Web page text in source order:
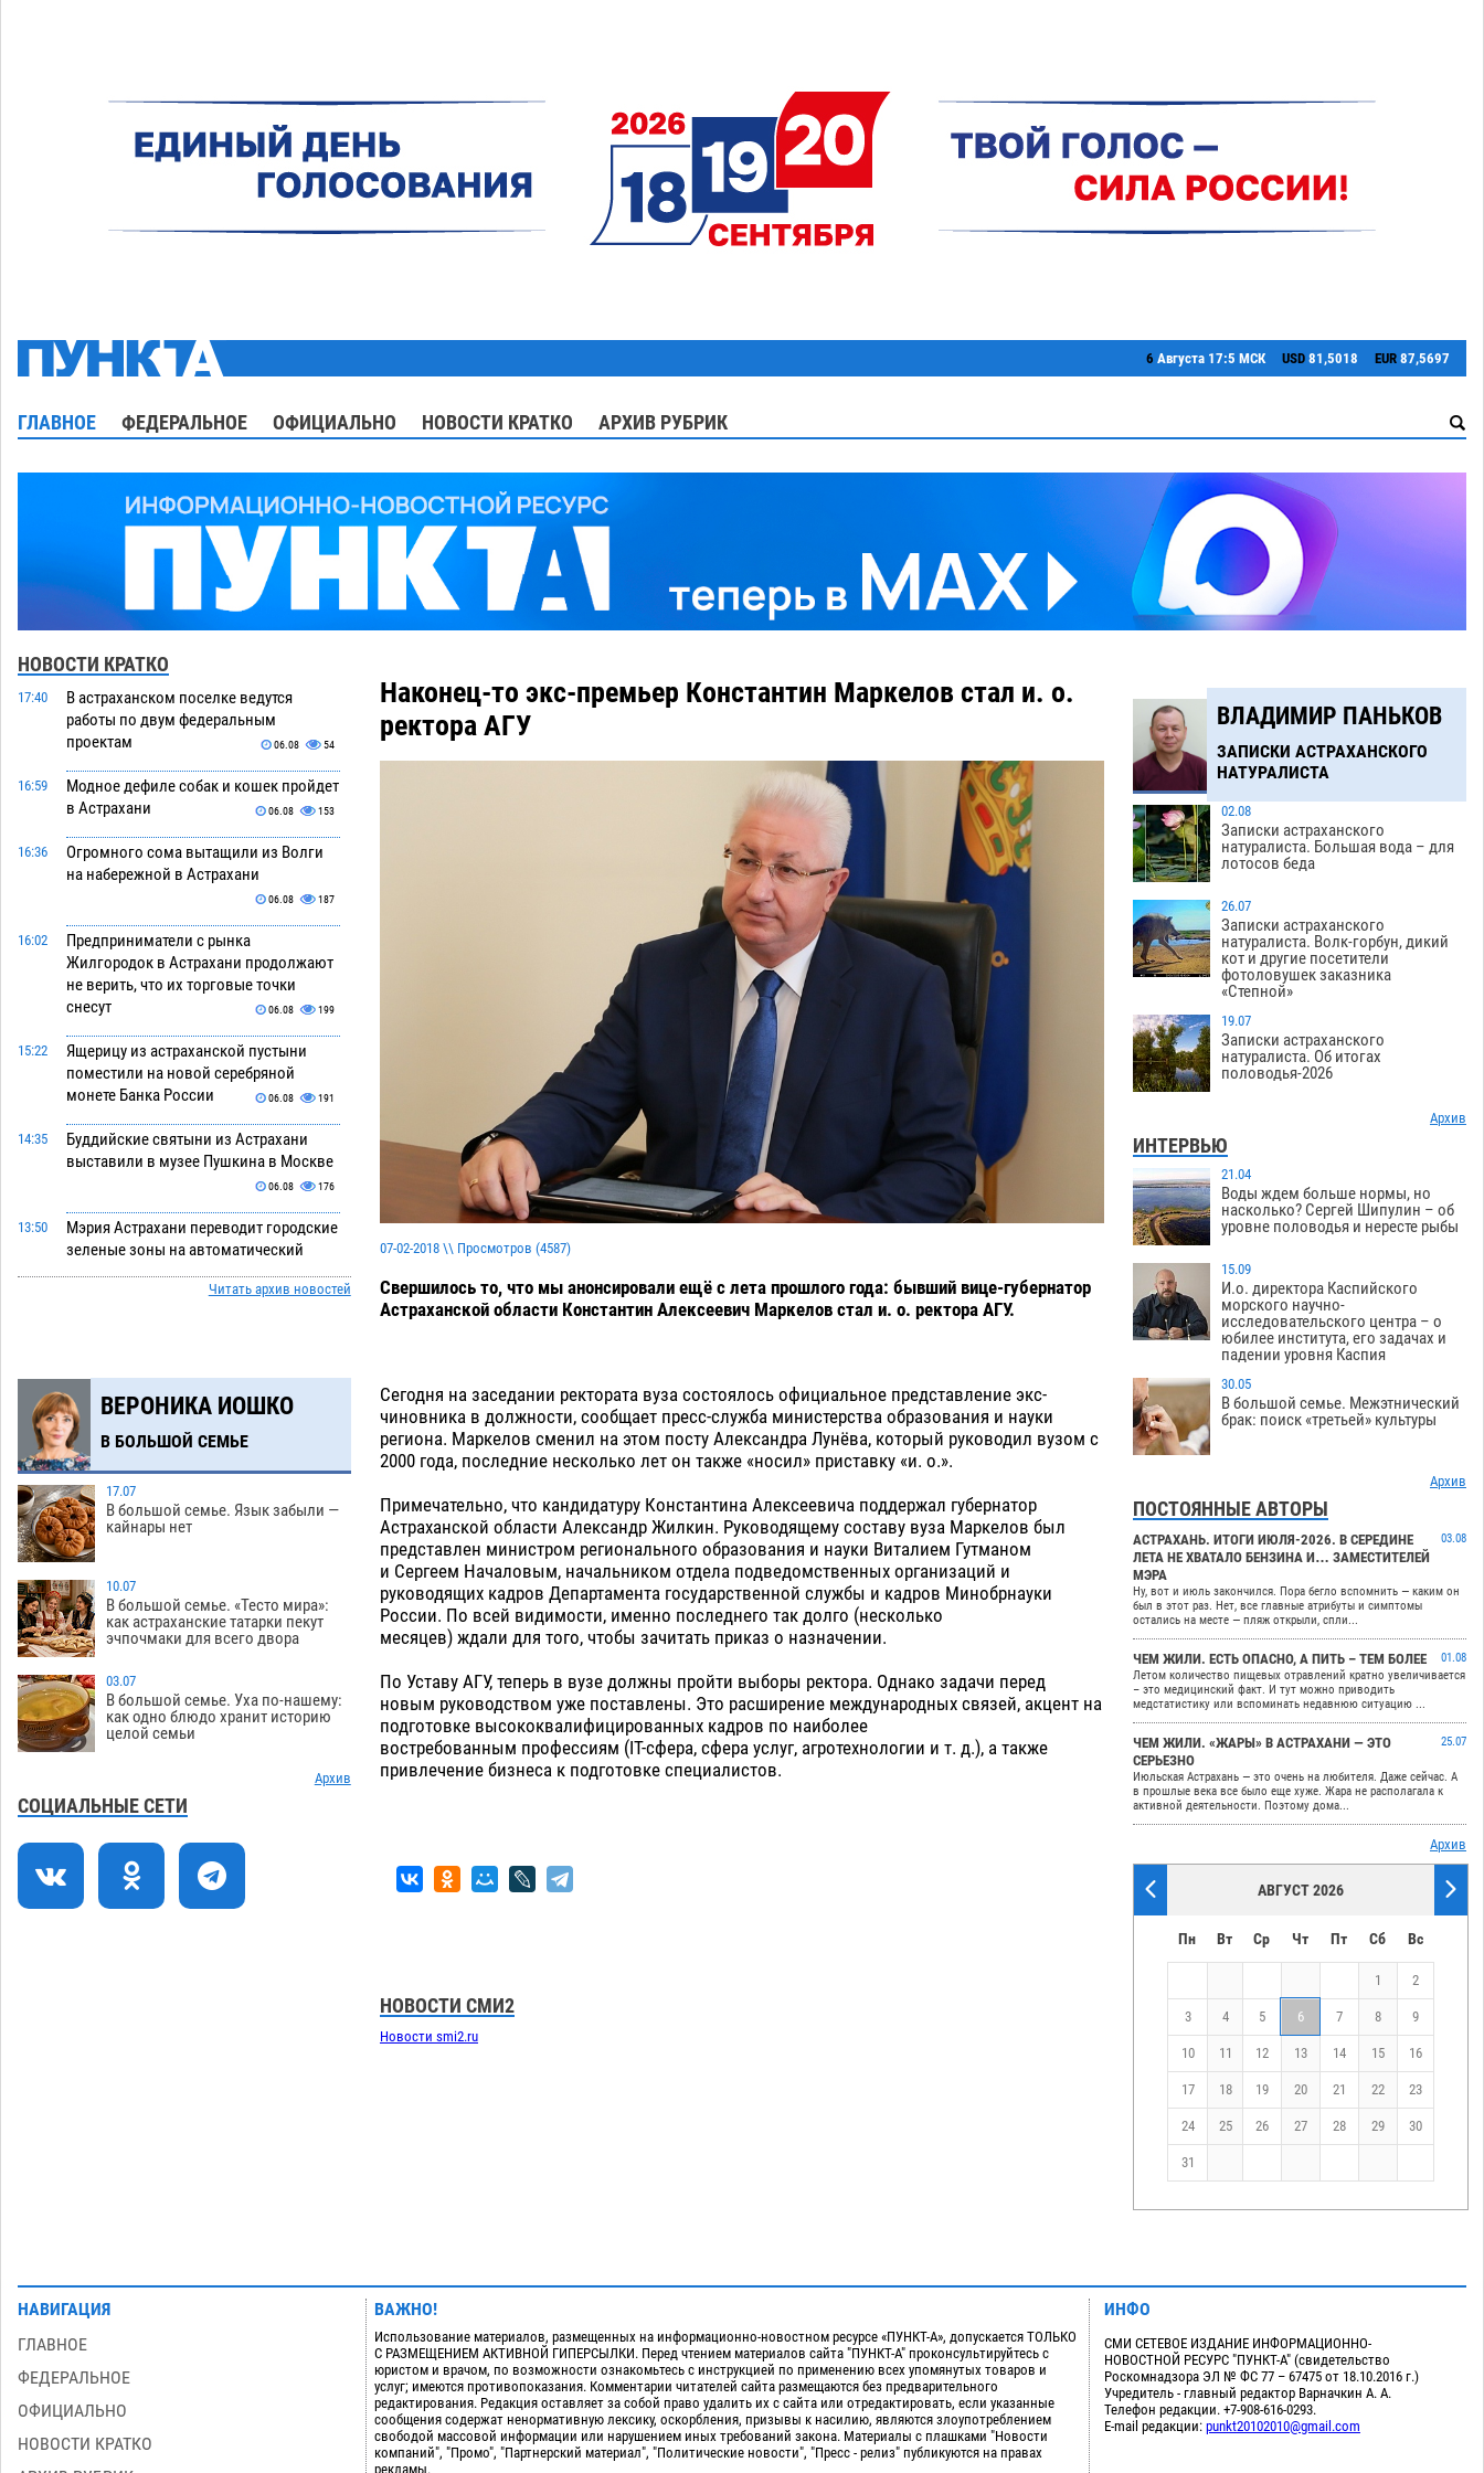
6 Августа 17:5 МСК USD 81,5018 EUR 87,5697
ГЛАВНОЕ ФЕДЕРАЛЬНОЕ ОФИЦИАЛЬНО НОВОСТИ КРАТКО АРХИВ РУБРИК
НОВОСТИ КРАТКО
17:40
В астраханском поселке ведутся
работы по двум федеральным
проектам
06.08 54
16:59
Модное дефиле собак и кошек пройдет
в Астрахани
06.08 153
16:36
Огромного сома вытащили из Волги
на набережной в Астрахани
06.08 187
16:02
Предприниматели с рынка
Жилгородок в Астрахани продолжают
не верить, что их торговые точки
снесут
06.08 199
15:22
Ящерицу из астраханской пустыни
поместили на новой серебряной
монете Банка России
06.08 191
14:35
Буддийские святыни из Астрахани
выставили в музее Пушкина в Москве
06.08 176
13:50
Мэрия Астрахани переводит городские
зеленые зоны на автоматический
полив
06.08 181
12:49
Астраханские гандболисты с крупной
победы стартовали на Всероссийской
Спартакиаде
12:16
В астраханском селе невестка
изрешетила машину свекрови
06.08 355
11:45
Астраханские приставы выдворили 12
нелегалов прямым рейсом из
Шереметьево
06.08 221
11:08
Как астраханцы назвали своих детей в
10:30
В Астрахани несовершеннолетнему
дали условные 1,5 года за найденные
200 г растения с наркотой
09:54
Астраханский детский омбудсмен
родительские права
09:13
В Астрахани купеческий банк укроют
новой крышей за шестнадцать
Читать архив новостей
ВЕРОНИКА ИОШКО
В БОЛЬШОЙ СЕМЬЕ
17.07
В большой семье. Язык забыли —
кайнары нет
10.07
В большой семье. «Тесто мира»:
как астраханские татарки пекут
эчпочмаки для всего двора
03.07
В большой семье. Уха по-нашему:
как одно блюдо хранит историю
целой семьи
Архив
СОЦИАЛЬНЫЕ СЕТИ
Наконец-то экс-премьер Константин Маркелов стал и. о.
ректора АГУ
07-02-2018 \\ Просмотров (4587)
Свершилось то, что мы анонсировали ещё с лета прошлого года: бывший вице-губернатор
Астраханской области Константин Алексеевич Маркелов стал и. о. ректора АГУ.
Сегодня на заседании ректората вуза состоялось официальное представление экс-
чиновника в должности, сообщает пресс-служба министерства образования и науки
региона. Маркелов сменил на этом посту Александра Лунёва, который руководил вузом с
2000 года, последние несколько лет он также «носил» приставку «и. о.».
Примечательно, что кандидатуру Константина Алексеевича поддержал губернатор
Астраханской области Александр Жилкин. Руководящему составу вуза Маркелов был
представлен министром регионального образования и науки Виталием Гутманом
и Сергеем Началовым, начальником отдела подведомственных организаций и
руководящих кадров Департамента государственной службы и кадров Минобрнауки
России. По всей видимости, именно последнего так долго (несколько
месяцев) ждали для того, чтобы зачитать приказ о назначении.
По Уставу АГУ, теперь в вузе должны пройти выборы ректора. Однако задачи перед
новым руководством уже поставлены. Это расширение международных связей, акцент на
подготовке высококвалифицированных кадров по наиболее
востребованным профессиям (IT-сфера, сфера услуг, агротехнологии и т. д.), а также
привлечение бизнеса к подготовке специалистов.
НОВОСТИ СМИ2
Новости smi2.ru
ВЛАДИМИР ПАНЬКОВ
ЗАПИСКИ АСТРАХАНСКОГО
НАТУРАЛИСТА
02.08
Записки астраханского
натуралиста. Большая вода – для
лотосов беда
26.07
Записки астраханского
натуралиста. Волк-горбун, дикий
кот и другие посетители
фотоловушек заказника
«Степной»
19.07
Записки астраханского
натуралиста. Об итогах
половодья-2026
Архив
ИНТЕРВЬЮ
21.04
Воды ждем больше нормы, но
насколько? Сергей Шипулин – об
уровне половодья и нересте рыбы
15.09
И.о. директора Каспийского
морского научно-
исследовательского центра – о
юбилее института, его задачах и
падении уровня Каспия
30.05
В большой семье. Межэтнический
брак: поиск «третьей» культуры
Архив
ПОСТОЯННЫЕ АВТОРЫ
АСТРАХАНЬ. ИТОГИ ИЮЛЯ-2026. В СЕРЕДИНЕ
ЛЕТА НЕ ХВАТАЛО БЕНЗИНА И… ЗАМЕСТИТЕЛЕЙ
МЭРА
03.08
Ну, вот и июль закончился. Пора бегло вспомнить — каким он
был в этот раз. Нет, все главные атрибуты и симптомы
остались на месте — пляж открыли, спли...
ЧЕМ ЖИЛИ. ЕСТЬ ОПАСНО, А ПИТЬ – ТЕМ БОЛЕЕ
01.08
Летом количество пищевых отравлений кратно увеличивается
– это медицинский факт. И тут можно приводить
медстатистику или вспоминать недавнюю ситуацию ...
ЧЕМ ЖИЛИ. «ЖАРЫ» В АСТРАХАНИ — ЭТО
СЕРЬЕЗНО
25.07
Июльская Астрахань — это очень на любителя. Даже сейчас. А
в прошлые века все было еще хуже. Жара не располагала к
активной деятельности. Поэтому дома...
Архив
АВГУСТ 2026
Пн Вт Ср Чт Пт Сб Вс
1 2
3 4 5 6 7 8 9
10 11 12 13 14 15 16
17 18 19 20 21 22 23
24 25 26 27 28 29 30
31
НАВИГАЦИЯ
ГЛАВНОЕ
ФЕДЕРАЛЬНОЕ
ОФИЦИАЛЬНО
НОВОСТИ КРАТКО
ВАЖНО!
Использование материалов, размещенных на информационно-новостном ресурсе «ПУНКТ-А», допускается ТОЛЬКО
С РАЗМЕЩЕНИЕМ АКТИВНОЙ ГИПЕРСЫЛКИ. Перед чтением материалов сайта "ПУНКТ-А" проконсультируйтесь с
юристом и врачом, по возможности ознакомьтесь с инструкцией по применению всех упомянутых товаров и
услуг; имеются противопоказания. Комментарии читателей сайта размещаются без предварительного
редактирования. Редакция оставляет за собой право удалить их с сайта или отредактировать, если указанные
сообщения содержат ненормативную лексику, оскорбления, призывы к насилию, являются злоупотреблением
свободой массовой информации или нарушением иных требований закона. Материалы с плашками "Новости
компаний", "Промо", "Партнерский материал", "Политические новости", "Пресс - релиз" публикуются на правах
рекламы.
ИНФО
СМИ СЕТЕВОЕ ИЗДАНИЕ ИНФОРМАЦИОННО-
НОВОСТНОЙ РЕСУРС "ПУНКТ-А" (свидетельство
Роскомнадзора ЭЛ № ФС 77 – 67475 от 18.10.2016 г.)
Учредитель - главный редактор Варначкин А. А.
Телефон редакции. +7-908-616-0293.
E-mail редакции: punkt20102010@gmail.com